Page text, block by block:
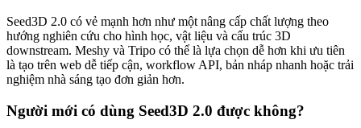
Seed3D 2.0 có vẻ mạnh hơn như một nâng cấp chất lượng theo
hướng nghiên cứu cho hình học, vật liệu và cấu trúc 3D
downstream. Meshy và Tripo có thể là lựa chọn dễ hơn khi ưu tiên
là tạo trên web dễ tiếp cận, workflow API, bản nháp nhanh hoặc trải
nghiệm nhà sáng tạo đơn giản hơn.
Người mới có dùng Seed3D 2.0 được không?